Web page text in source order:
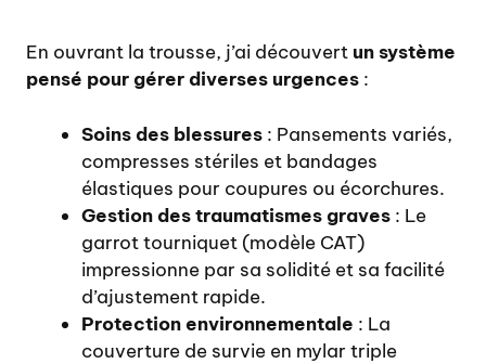
En ouvrant la trousse, j’ai découvert un système
pensé pour gérer diverses urgences :
Soins des blessures : Pansements variés,
compresses stériles et bandages
élastiques pour coupures ou écorchures.
Gestion des traumatismes graves : Le
garrot tourniquet (modèle CAT)
impressionne par sa solidité et sa facilité
d’ajustement rapide.
Protection environnementale : La
couverture de survie en mylar triple